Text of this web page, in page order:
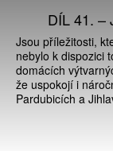
DÍL 41. –
Jsou příležitosti,
nebylo k dispozici
domácích
že uspokojí i
Pardubicích a